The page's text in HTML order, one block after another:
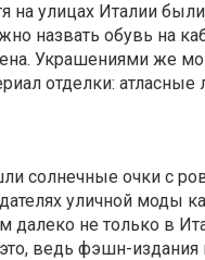
на улицах Италии
назвать обувь на
Украшениями же
отделки: атласные
солнечные очки с
уличной моды
не только в
ведь фэшн-